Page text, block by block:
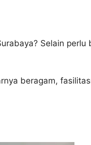
Selain perlu
beragam,